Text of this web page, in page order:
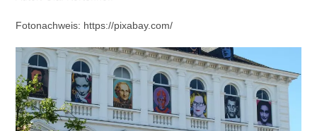
Fotonachweis: https://pixabay.com/